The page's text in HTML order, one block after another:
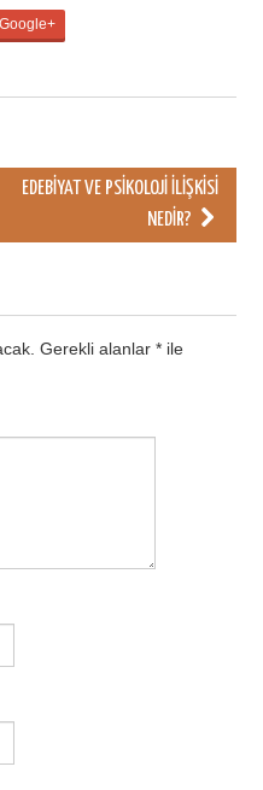
Google+
EDEBIYAT VE PSIKOLOJI İLIŞKISI
NEDIR?
Gerekli alanlar* ile